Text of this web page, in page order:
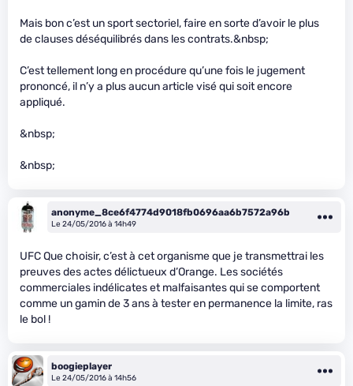
Mais bon c’est un sport sectoriel, faire en sorte d’avoir le plus
de clauses déséquilibrés dans les contrats.&nbsp;
C’est tellement long en procédure qu’une fois le jugement
prononcé, il n’y a plus aucun article visé qui soit encore
appliqué.
&nbsp;
&nbsp;
anonyme_8ce6f4774d9018fb0696aa6b7572a96b
Le 24/05/2016 à 14h49
UFC Que choisir, c’est à cet organisme que je transmettrai les
preuves des actes délictueux d’Orange. Les sociétés
commerciales indélicates et malfaisantes qui se comportent
comme un gamin de 3 ans à tester en permanence la limite, ras
le bol !
boogieplayer
Le 24/05/2016 à 14h56